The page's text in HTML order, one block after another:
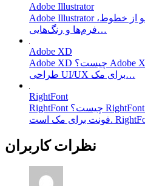
Adobe Illustrator
Adobe Illustrator چیست؟ جهان اطراف ما مملو از خطوط،
فرم‌ها و رنگ‌هایی…
Adobe XD
Adobe XD چیست؟ Adobe XD یکی از برنامه‌های مطرح
طراحی UI/UX برای مک…
RightFont
RightFont چیست؟ RightFont یک برنامه حرفه‌ای مدیریت
نظرات کاربران